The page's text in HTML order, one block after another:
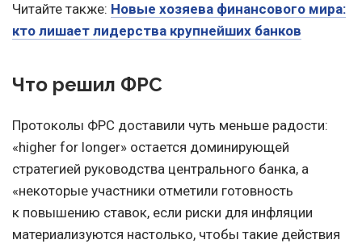
Читайте также: Новые хозяева финансового мира:
кто лишает лидерства крупнейших банков
Что решил ФРС
Протоколы ФРС доставили чуть меньше радости:
«higher for longer» остается доминирующей
стратегией руководства центрального банка, а
«некоторые участники отметили готовность
к повышению ставок, если риски для инфляции
материализуются настолько, чтобы такие действия